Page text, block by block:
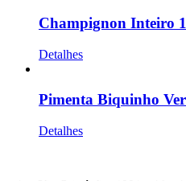
Champignon Inteiro
Detalhes
Pimenta Biquinho
Detalhes